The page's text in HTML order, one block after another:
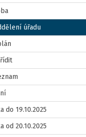
úřadu
do 19.10.2025
od 20.10.2025